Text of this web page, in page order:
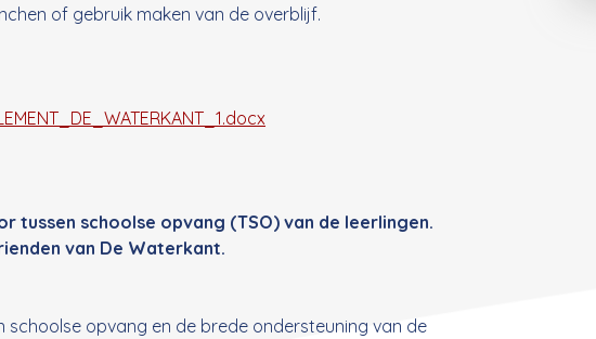
of gebruik maken van de overblijf.
schoolse opvang (TSO) van de leerlingen.
van De Waterkant.
opvang en de brede ondersteuning van de